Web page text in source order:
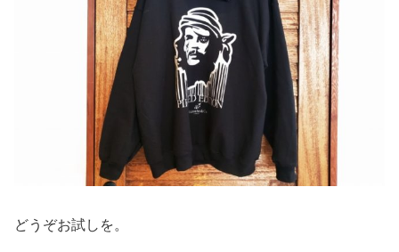
そんな感じで閉店まで大騒ぎ。
あっという間の初日でしたとさ。
早かった…